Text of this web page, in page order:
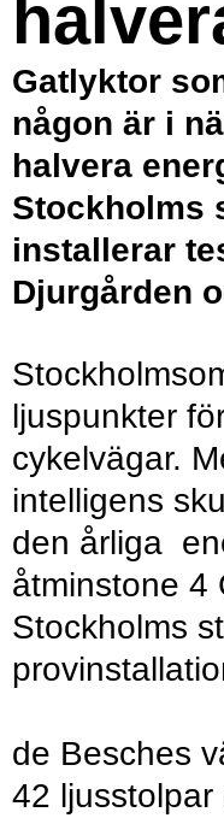
Gatlyktor
någon är i
halvera
Stockholms
installerar
Djurgården
ljuspunkter
cykelvägar.
intelligens
den årliga
åtminstone 4
Stockholms
de Besches
42 ljusstolpar